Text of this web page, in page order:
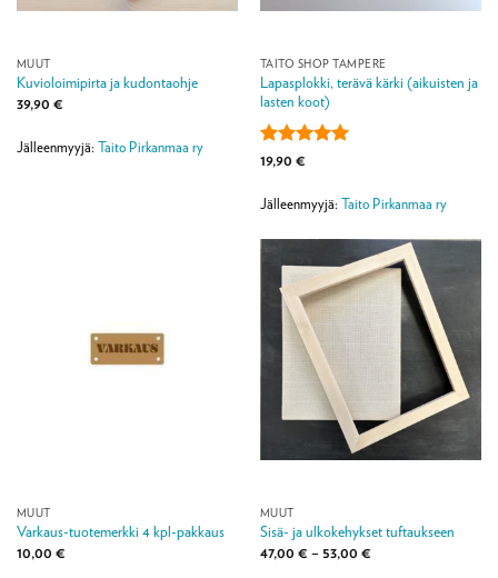
MUUT
Kuvioloimipirta ja kudontaohje
39,90 €
Jälleenmyyjä: Taito Pirkanmaa ry
TAITO SHOP TAMPERE
Lapasplokki, terävä kärki (aikuisten ja
lasten koot)
Arvostelu
/ 5
19,90 €
Jälleenmyyjä: Taito Pirkanmaa ry
MUUT
Varkaus-tuotemerkki 4 kpl-pakkaus
10,00 €
MUUT
Sisä- ja ulkokehykset tuftaukseen
47,00 € – 53,00 €Hintaluokka: